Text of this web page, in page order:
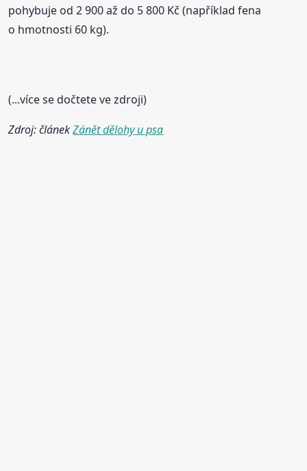
pohybuje od 2 900 až do 5 800 Kč (například fena
o hmotnosti 60 kg).
(...více se dočtete ve zdroji)
Zdroj: článekZánět dělohy u psa